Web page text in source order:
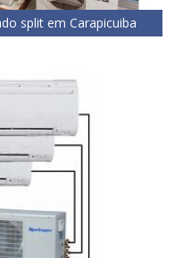
split em Carapicuiba